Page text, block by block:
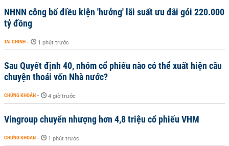
NHNN công bố điều kiện 'hưởng' lãi suất ưu đãi gói 220.000
tỷ đồng
TÀI CHÍNH - 1 phút trước
Sau Quyết định 40, nhóm cổ phiếu nào có thể xuất hiện câu
chuyện thoái vốn Nhà nước?
CHỨNG KHOÁN - 4 giờ trước
Vingroup chuyển nhượng hơn 4,8 triệu cổ phiếu VHM
CHỨNG KHOÁN - 1 phút trước